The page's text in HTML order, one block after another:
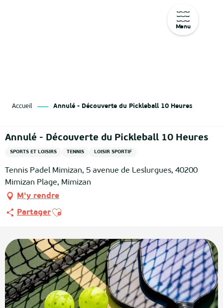
Menu
Accueil Annulé - Découverte du Pickleball 10 Heures
Annulé - Découverte du Pickleball 10 Heures
SPORTS ET LOISIRS TENNIS LOISIR SPORTIF
Tennis Padel Mimizan, 5 avenue de Leslurgues, 40200
Mimizan Plage, Mimizan
M'y rendre
PartagerAjouter aux favoris